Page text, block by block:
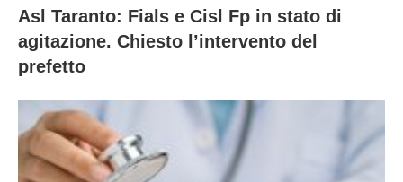
Asl Taranto: Fials e Cisl Fp in stato di
agitazione. Chiesto l’intervento del
prefetto